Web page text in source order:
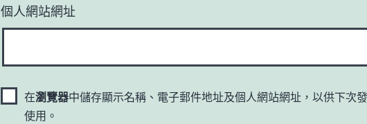
個人網站網址
在瀏覽器中儲存顯示名稱、電子郵件地址及個人網站網址，以供下次
使用。